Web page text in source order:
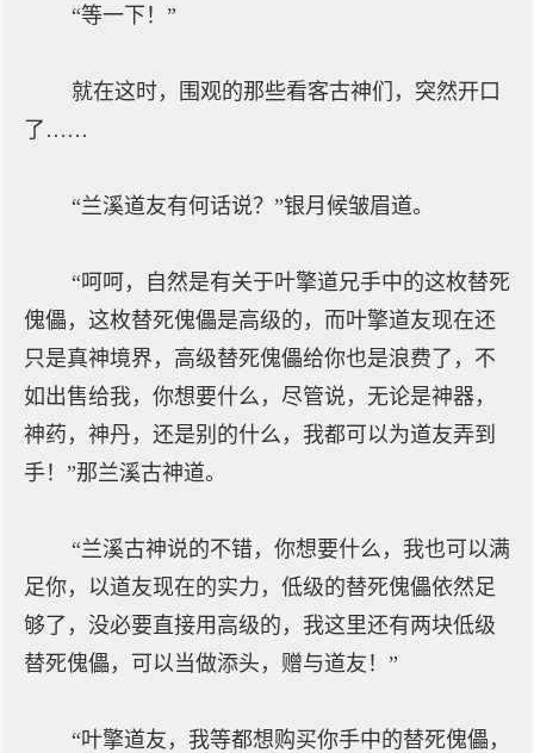
“等一下！”
就在这时，围观的那些看客古神们，突然开口
了……
“兰溪道友有何话说？”银月候皱眉道。
“呵呵，自然是有关于叶擎道兄手中的这枚替死
傀儡，这枚替死傀儡是高级的，而叶擎道友现在还
只是真神境界，高级替死傀儡给你也是浪费了，不
如出售给我，你想要什么，尽管说，无论是神器，
神药，神丹，还是别的什么，我都可以为道友弄到
手！”那兰溪古神道。
“兰溪古神说的不错，你想要什么，我也可以满
足你，以道友现在的实力，低级的替死傀儡依然足
够了，没必要直接用高级的，我这里还有两块低级
替死傀儡，可以当做添头，赠与道友！”
“叶擎道友，我等都想购买你手中的替死傀儡，